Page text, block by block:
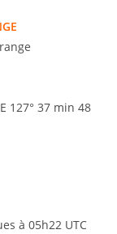
127° 37 min 48
à 05h22 UTC